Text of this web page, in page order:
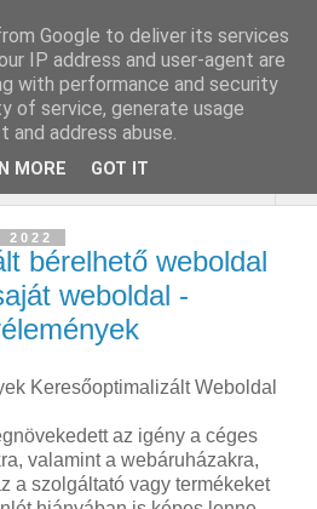
Kulcsszó
2022
bérelhető weboldal
weboldal -
Keresőoptimalizált Weboldal
az igény a céges
valamint a webáruházakra,
a szolgáltató vagy termékeket
Google to deliver its services
IP address and user-agent are
with performance and security
of service, generate usage
address abuse.
MORE GOT IT